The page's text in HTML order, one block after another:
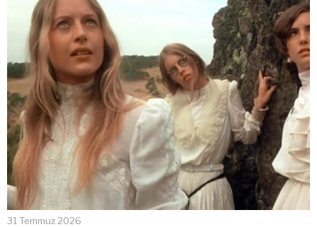
31 Temmuz 2026